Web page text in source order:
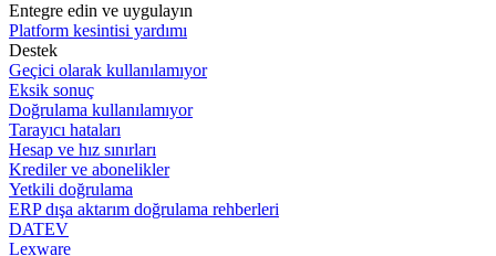
Entegre edin ve uygulayın
Platform kesintisi yardımı
Destek
Geçici olarak kullanılamıyor
Eksik sonuç
Doğrulama kullanılamıyor
Tarayıcı hataları
Hesap ve hız sınırları
Krediler ve abonelikler
Yetkili doğrulama
ERP dışa aktarım doğrulama rehberleri
DATEV
Lexware